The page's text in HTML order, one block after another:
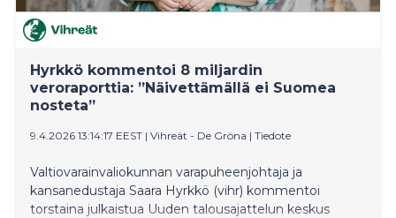
Hyrkkö kommentoi 8 miljardin
veroraporttia: ”Näivettämällä ei Suomea
nosteta”
9.4.2026 13:14:17 EEST | Vihreät - De Gröna | Tiedote
Valtiovarainvaliokunnan varapuheenjohtaja ja
kansanedustaja Saara Hyrkkö (vihr) kommentoi
torstaina julkaistua Uuden talousajattelun keskus